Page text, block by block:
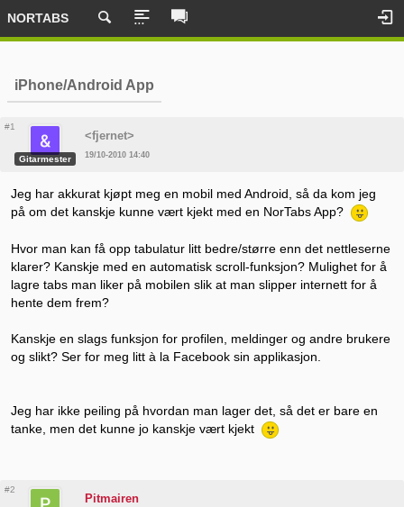
NORTABS
iPhone/Android App
#1
Gitarmester
<fjernet>
19/10-2010 14:40
Jeg har akkurat kjøpt meg en mobil med Android, så da kom jeg
på om det kanskje kunne vært kjekt med en NorTabs App?
Hvor man kan få opp tabulatur litt bedre/større enn det nettleserne
klarer? Kanskje med en automatisk scroll-funksjon? Mulighet for å
lagre tabs man liker på mobilen slik at man slipper internett for å
hente dem frem?
Kanskje en slags funksjon for profilen, meldinger og andre brukere
og slikt? Ser for meg litt à la Facebook sin applikasjon.
Jeg har ikke peiling på hvordan man lager det, så det er bare en
tanke, men det kunne jo kanskje vært kjekt
#2
Pitmairen